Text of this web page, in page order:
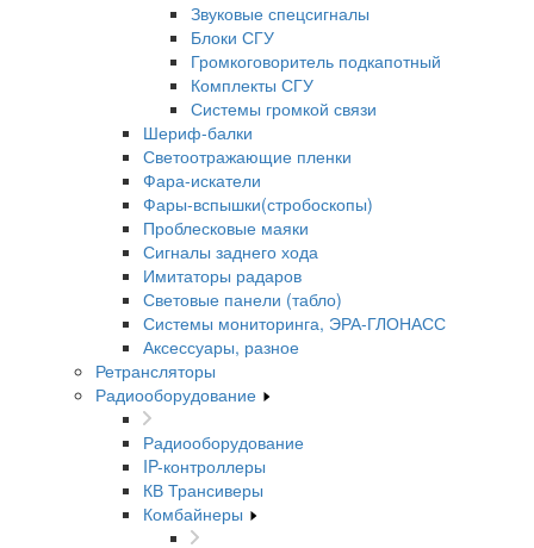
Звуковые спецсигналы
Блоки СГУ
Громкоговоритель подкапотный
Комплекты СГУ
Системы громкой связи
Шериф-балки
Светоотражающие пленки
Фара-искатели
Фары-вспышки(стробоскопы)
Проблесковые маяки
Сигналы заднего хода
Имитаторы радаров
Световые панели (табло)
Системы мониторинга, ЭРА-ГЛОНАСС
Аксессуары, разное
Ретрансляторы
Радиооборудование
Радиооборудование
IP-контроллеры
КВ Трансиверы
Комбайнеры